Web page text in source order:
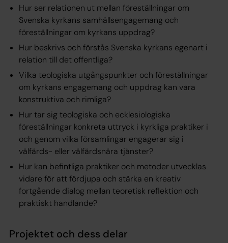
Hur ser relationen ut mellan föreställningar om
Svenska kyrkans samhällsengagemang och
föreställningar om kyrkans uppdrag?
Hur beskrivs och förstås Svenska kyrkans egenart i
relation till det offentliga?
Vilka teologiska utgångspunkter och föreställningar
om kyrkans engagemang och uppdrag kan vara
konstruktiva och rimliga?
Hur tar sig teologiska och ecklesiologiska
föreställningar konkreta uttryck i kyrkliga praktiker i
och genom vilka församlingar engagerar sig i
välfärds- eller välfärdsnära tjänster?
Hur kan befintliga praktiker och metoder utvecklas
vidare för att fördjupa och stärka en kreativ
fortgående dialog mellan teoretisk reflektion och
praktiskt handlande?
Projektet och dess delar